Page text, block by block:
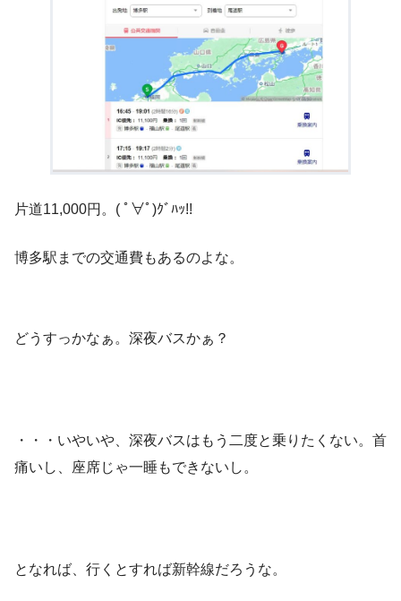
片道11,000円。( ﾟ∀ﾟ)ｸﾞﾊｯ!!
博多駅までの交通費もあるのよな。
どうすっかなぁ。深夜バスかぁ？
・・・いやいや、深夜バスはもう二度と乗りたくない。首
痛いし、座席じゃ一睡もできないし。
となれば、行くとすれば新幹線だろうな。